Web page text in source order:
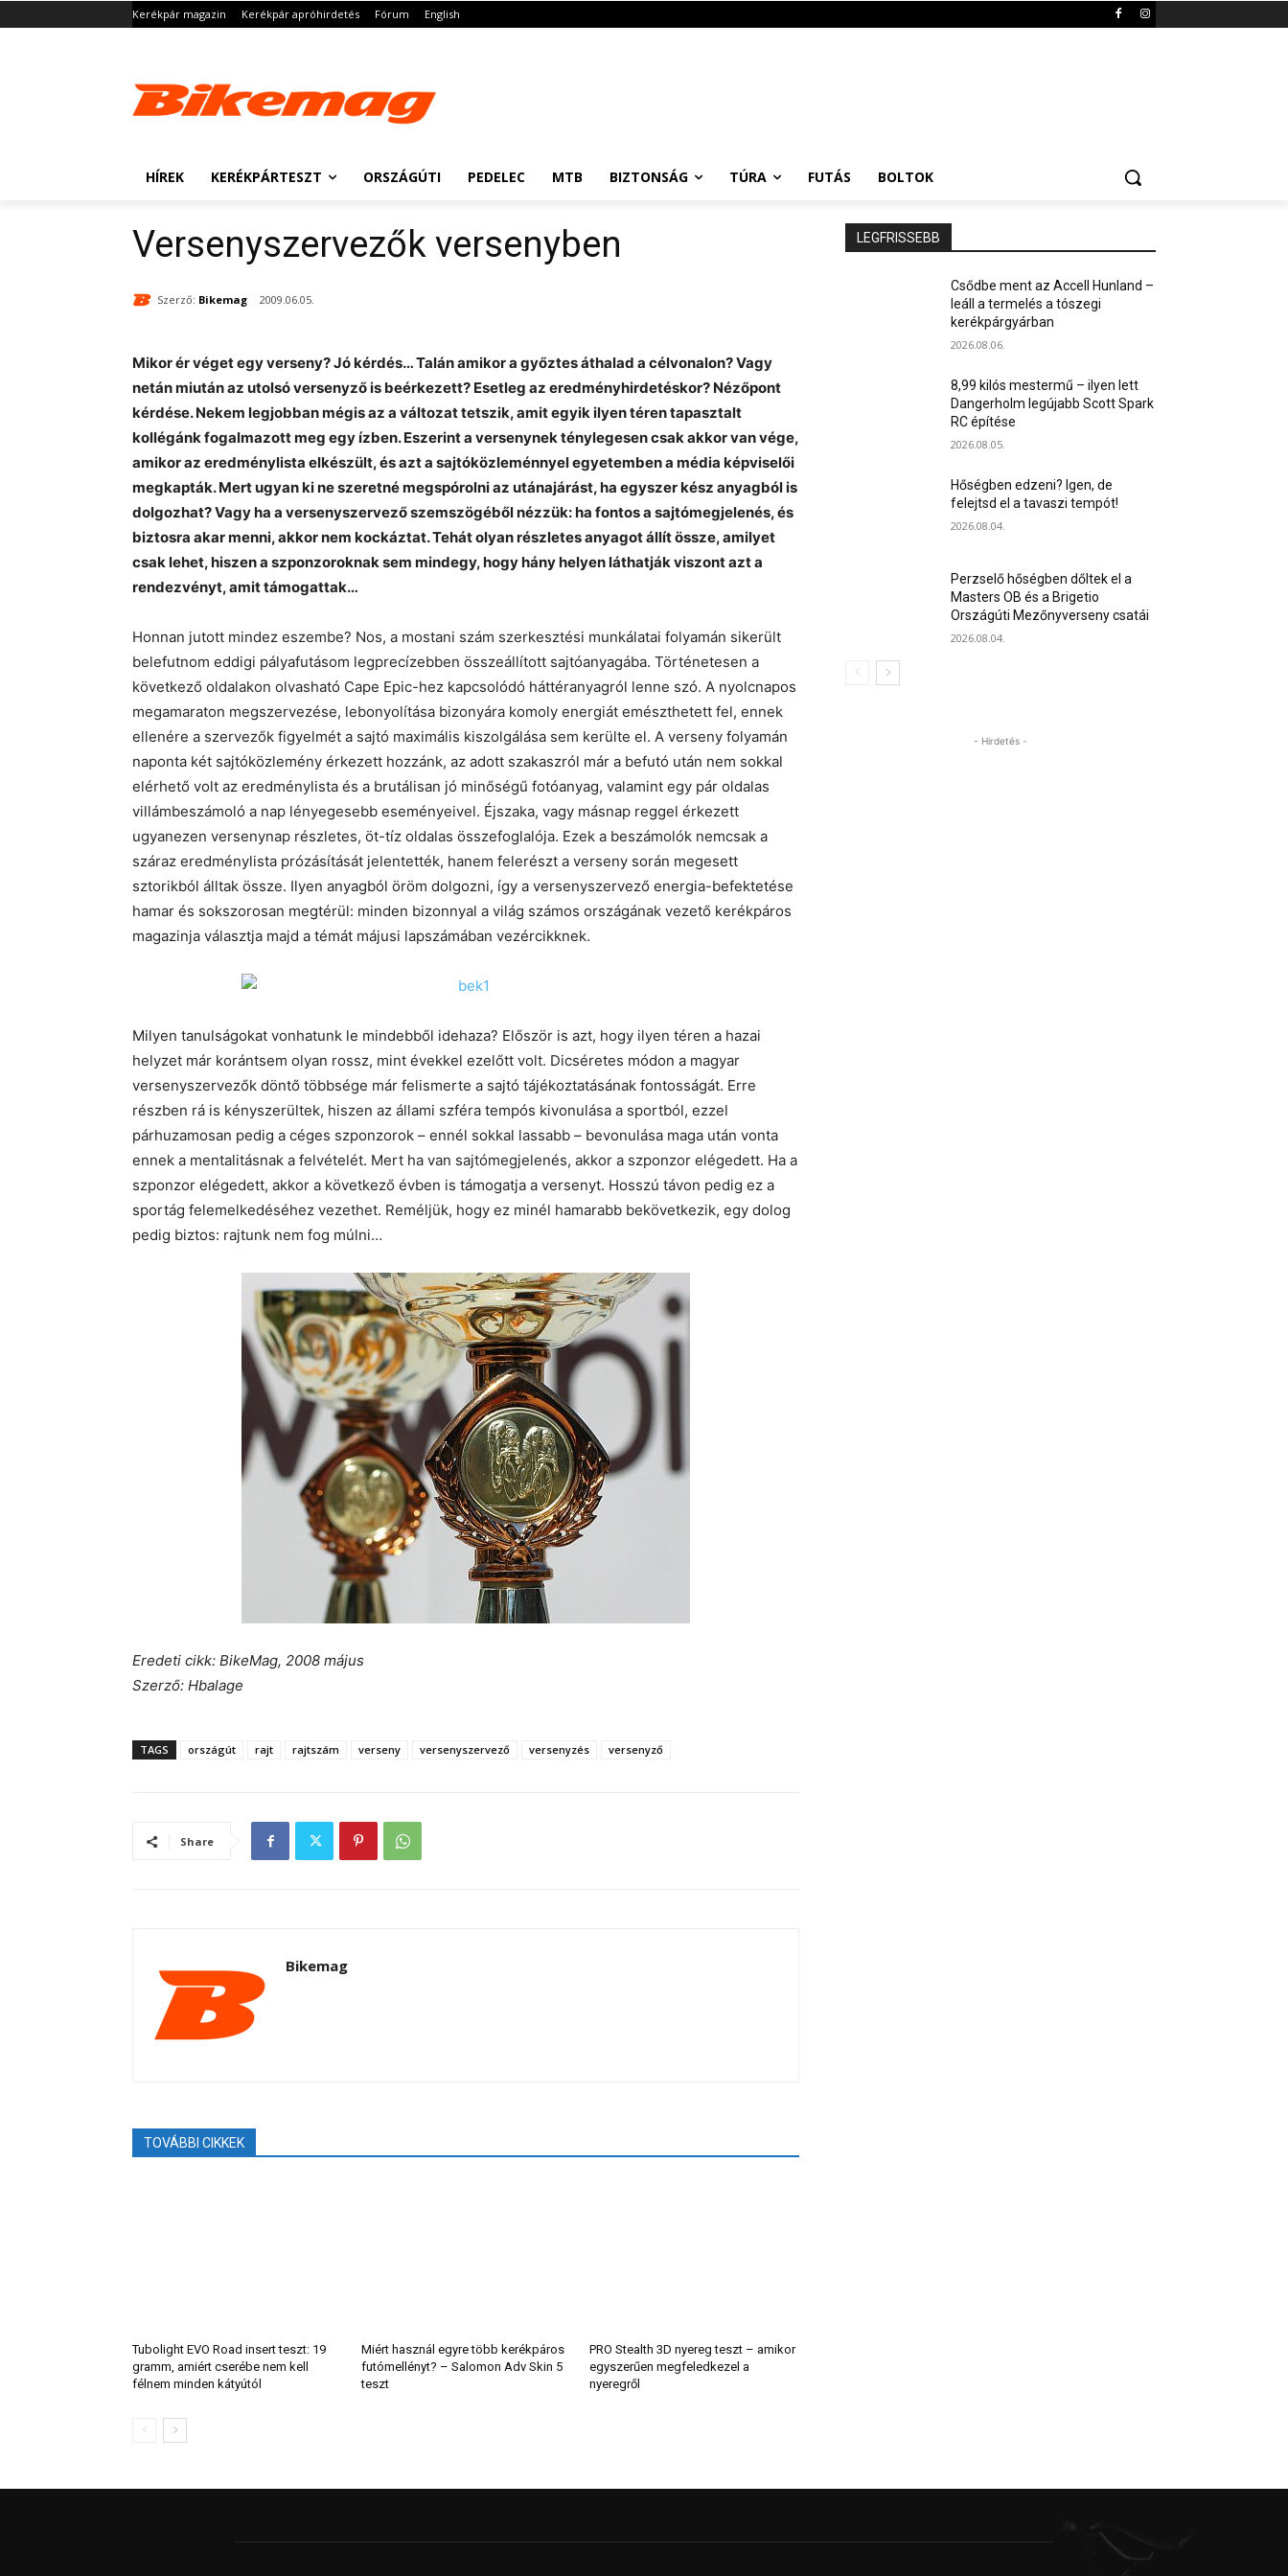
Kerékpár magazin Kerékpár apróhirdetés Fórum English
HÍREK KERÉKPÁRTESZT ORSZÁGÚTI PEDELEC MTB BIZTONSÁG TÚRA FUTÁS BOLTOK
Versenyszervezők versenyben
Szerző: Bikemag 2009.06.05.
Mikor ér véget egy verseny? Jó kérdés… Talán amikor a győztes áthalad a célvonalon? Vagy
netán miután az utolsó versenyző is beérkezett? Esetleg az eredményhirdetéskor? Nézőpont
kérdése. Nekem legjobban mégis az a változat tetszik, amit egyik ilyen téren tapasztalt
kollégánk fogalmazott meg egy ízben. Eszerint a versenynek ténylegesen csak akkor van vége,
amikor az eredménylista elkészült, és azt a sajtóközleménnyel egyetemben a média képviselői
megkapták. Mert ugyan ki ne szeretné megspórolni az utánajárást, ha egyszer kész anyagból is
dolgozhat? Vagy ha a versenyszervező szemszögéből nézzük: ha fontos a sajtómegjelenés, és
biztosra akar menni, akkor nem kockáztat. Tehát olyan részletes anyagot állít össze, amilyet
csak lehet, hiszen a szponzoroknak sem mindegy, hogy hány helyen láthatják viszont azt a
rendezvényt, amit támogattak…
Honnan jutott mindez eszembe? Nos, a mostani szám szerkesztési munkálatai folyamán sikerült
belefutnom eddigi pályafutásom legprecízebben összeállított sajtóanyagába. Történetesen a
következő oldalakon olvasható Cape Epic-hez kapcsolódó háttéranyagról lenne szó. A nyolcnapos
megamaraton megszervezése, lebonyolítása bizonyára komoly energiát emészthetett fel, ennek
ellenére a szervezők figyelmét a sajtó maximális kiszolgálása sem kerülte el. A verseny folyamán
naponta két sajtóközlemény érkezett hozzánk, az adott szakaszról már a befutó után nem sokkal
elérhető volt az eredménylista és a brutálisan jó minőségű fotóanyag, valamint egy pár oldalas
villámbeszámoló a nap lényegesebb eseményeivel. Éjszaka, vagy másnap reggel érkezett
ugyanezen versenynap részletes, öt-tíz oldalas összefoglalója. Ezek a beszámolók nemcsak a
száraz eredménylista prózásítását jelentették, hanem felerészt a verseny során megesett
sztorikból álltak össze. Ilyen anyagból öröm dolgozni, így a versenyszervező energia-befektetése
hamar és sokszorosan megtérül: minden bizonnyal a világ számos országának vezető kerékpáros
magazinja választja majd a témát májusi lapszámában vezércikknek.
Milyen tanulságokat vonhatunk le mindebből idehaza? Először is azt, hogy ilyen téren a hazai
helyzet már korántsem olyan rossz, mint évekkel ezelőtt volt. Dicséretes módon a magyar
versenyszervezők döntő többsége már felismerte a sajtó tájékoztatásának fontosságát. Erre
részben rá is kényszerültek, hiszen az állami szféra tempós kivonulása a sportból, ezzel
párhuzamosan pedig a céges szponzorok – ennél sokkal lassabb – bevonulása maga után vonta
ennek a mentalitásnak a felvételét. Mert ha van sajtómegjelenés, akkor a szponzor elégedett. Ha a
szponzor elégedett, akkor a következő évben is támogatja a versenyt. Hosszú távon pedig ez a
sportág felemelkedéséhez vezethet. Reméljük, hogy ez minél hamarabb bekövetkezik, egy dolog
pedig biztos: rajtunk nem fog múlni…
Eredeti cikk: BikeMag, 2008 május
Szerző: Hbalage
TAGS országút rajt rajtszám verseny versenyszervező versenyzés versenyző
Share
Bikemag
TOVÁBBI CIKKEK
Tubolight EVO Road insert teszt: 19
gramm, amiért cserébe nem kell
félnem minden kátyútól
Miért használ egyre több kerékpáros
futómellényt? – Salomon Adv Skin 5
teszt
PRO Stealth 3D nyereg teszt – amikor
egyszerűen megfeledkezel a
nyeregről
LEGFRISSEBB
Csődbe ment az Accell Hunland –
leáll a termelés a tószegi
kerékpárgyárban
2026.08.06.
8,99 kilós mestermű – ilyen lett
Dangerholm legújabb Scott Spark
RC építése
2026.08.05.
Hőségben edzeni? Igen, de
felejtsd el a tavaszi tempót!
2026.08.04.
Perzselő hőségben dőltek el a
Masters OB és a Brigetio
Országúti Mezőnyverseny csatái
2026.08.04.
- Hirdetés -